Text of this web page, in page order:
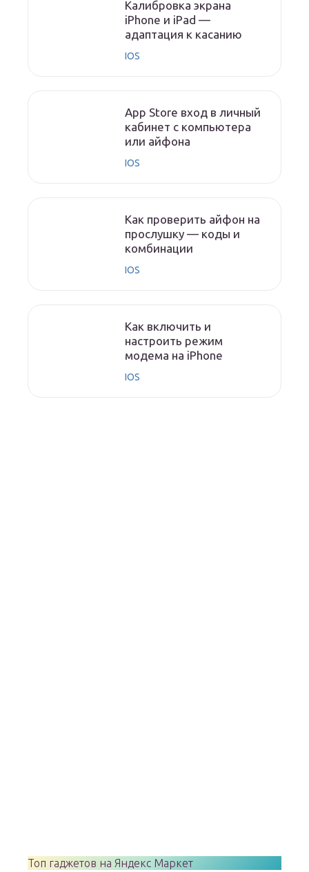
Калибровка экрана
iPhone и iPad —
адаптация к касанию
IOS
App Store вход в личный
кабинет с компьютера
или айфона
IOS
Как проверить айфон на
прослушку — коды и
комбинации
IOS
Как включить и
настроить режим
модема на iPhone
IOS
Топ гаджетов на Яндекс Маркет